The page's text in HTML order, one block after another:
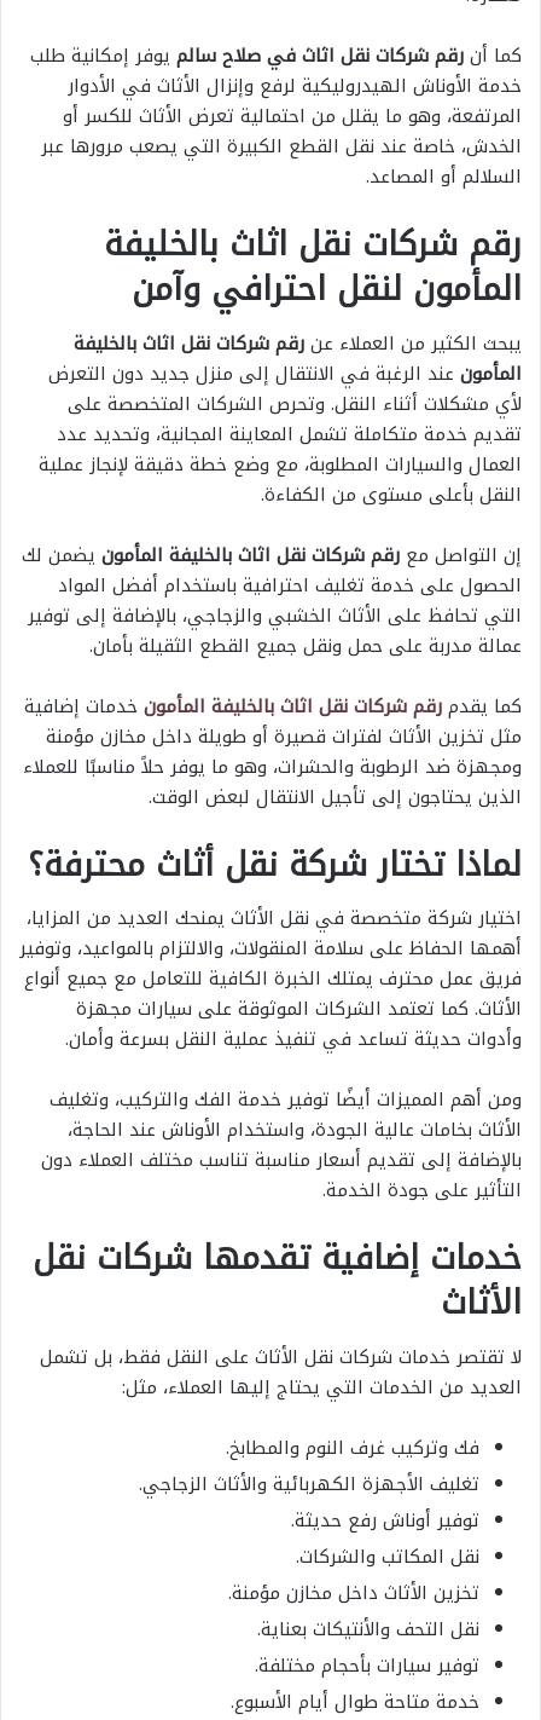
كما أنرقم شركات نقل اثاث في صلاح سالم يوفر إمكانية طلب
خدمة الأوناش الهيدروليكية لرفع وإنزال الأثاث في الأدوار
المرتفعة، وهو ما يقلل من احتمالية تعرض الأثاث للكسر أو
الخدش، خاصة عند نقل القطع الكبيرة التي يصعب مرورها عبر
السلالم أو المصاعد.
رقم شركات نقل اثاث بالخليفة
المأمون لنقل احترافي وآمن
يبحث الكثير من العملاء عنرقم شركات نقل اثاث بالخليفة
المأمون عند الرغبة في الانتقال إلى منزل جديد دون التعرض
لأي مشكلات أثناء النقل. وتحرص الشركات المتخصصة على
تقديم خدمة متكاملة تشمل المعاينة المجانية، وتحديد عدد
العمال والسيارات المطلوبة، مع وضع خطة دقيقة لإنجاز عملية
النقل بأعلى مستوى من الكفاءة.
إن التواصل مع رقم شركات نقل اثاث بالخليفة المأمون يضمن لك
الحصول على خدمة تغليف احترافية باستخدام أفضل المواد
التي تحافظ على الأثاث الخشبي والزجاجي، بالإضافة إلى توفير
عمالة مدربة على حمل ونقل جميع القطع الثقيلة بأمان.
كما يقدمرقم شركات نقل اثاث بالخليفة المأمون خدمات إضافية
مثل تخزين الأثاث لفترات قصيرة أو طويلة داخل مخازن مؤمنة
ومجهزة ضد الرطوبة والحشرات، وهو ما يوفر حلاً مناسبًا للعملاء
الذين يحتاجون إلى تأجيل الانتقال لبعض الوقت.
لماذا تختار شركة نقل أثاث محترفة؟
اختيار شركة متخصصة في نقل الأثاث يمنحك العديد من المزايا،
أهمها الحفاظ على سلامة المنقولات، والالتزام بالمواعيد، وتوفير
فريق عمل محترف يمتلك الخبرة الكافية للتعامل مع جميع أنواع
الأثاث. كما تعتمد الشركات الموثوقة على سيارات مجهزة
وأدوات حديثة تساعد في تنفيذ عملية النقل بسرعة وأمان.
ومن أهم المميزات أيضًا توفير خدمة الفك والتركيب، وتغليف
الأثاث بخامات عالية الجودة، واستخدام الأوناش عند الحاجة،
بالإضافة إلى تقديم أسعار مناسبة تناسب مختلف العملاء دون
التأثير على جودة الخدمة.
خدمات إضافية تقدمها شركات نقل
الأثاث
لا تقتصر خدمات شركات نقل الأثاث على النقل فقط، بل تشمل
العديد من الخدمات التي يحتاج إليها العملاء، مثل:
فك وتركيب غرف النوم والمطابخ.
تغليف الأجهزة الكهربائية والأثاث الزجاجي.
توفير أوناش رفع حديثة.
نقل المكاتب والشركات.
تخزين الأثاث داخل مخازن مؤمنة.
نقل التحف والأنتيكات بعناية.
توفير سيارات بأحجام مختلفة.
خدمة متاحة طوال أيام الأسبوع.